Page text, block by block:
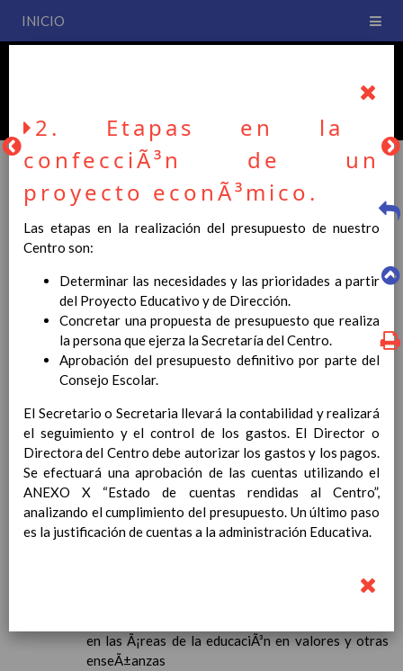
INICIO
PLAN DE CENTRO
La entrada en vigor del Real Decreto 126/2014, de 28 de
febrero, por el que se establece el currículo básico de la
Educación Primaria, se ha hecho necesario la revisión y
adecuación de nuestro Plan de Centro a esta normativa, el cual
usted podrá consultar desde este sitio web.
Esperamos que sea de su interés.
Contenido
IntroducciÃ³n
AnÃ¡lisis del Contexto
Proyecto Educativo
Marco Normativo
Objetivos propios para la mejora del rendimiento
en las Ã¡reas de la educaciÃ³n en valores y otras
enseÃ±anzas
2. Etapas en la
confecciÃ³n de un
proyecto econÃ³mico.
Las etapas en la realización del presupuesto de nuestro
Centro son:
Determinar las necesidades y las prioridades a partir
del Proyecto Educativo y de Dirección.
Concretar una propuesta de presupuesto que realiza
la persona que ejerza la Secretaría del Centro.
Aprobación del presupuesto definitivo por parte del
Consejo Escolar.
El Secretario o Secretaria llevará la contabilidad y realizará
el seguimiento y el control de los gastos. El Director o
Directora del Centro debe autorizar los gastos y los pagos.
Se efectuará una aprobación de las cuentas utilizando el
ANEXO X “Estado de cuentas rendidas al Centro”,
analizando el cumplimiento del presupuesto. Un último paso
es la justificación de cuentas a la administración Educativa.